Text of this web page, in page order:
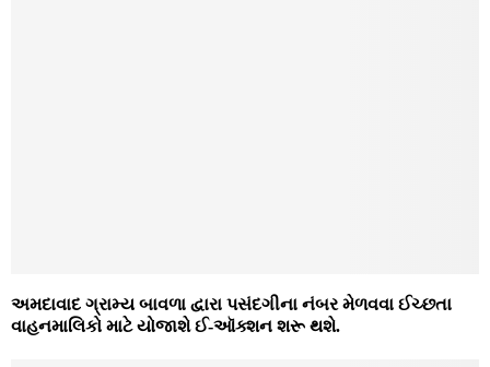
અમદાવાદ ગ્રામ્ય બાવળા દ્વારા પસંદગીના નંબર મેળવવા ઈચ્છતા
વાહનમાલિકો માટે યોજાશે ઈ-ઑક્શન શરૂ થશે.